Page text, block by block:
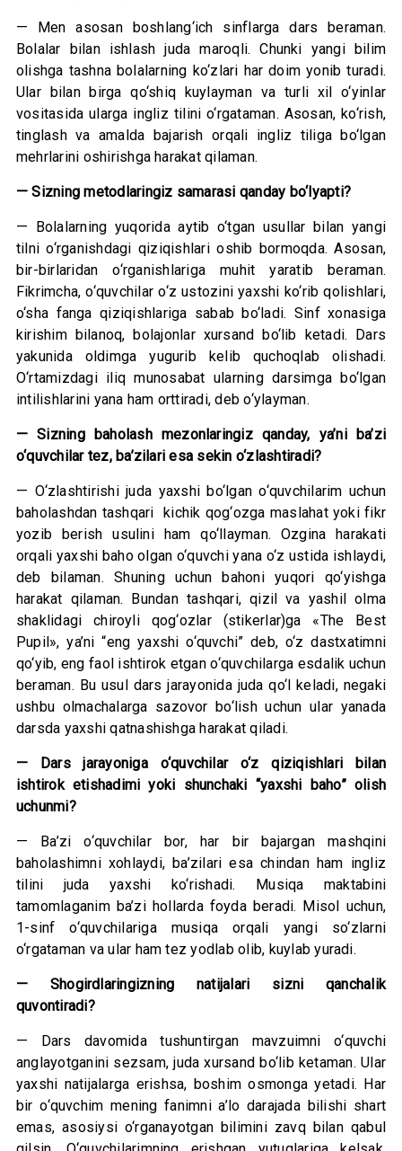
— Men asosan boshlang‘ich sinflarga dars beraman.
Bolalar bilan ishlash juda maroqli. Chunki yangi bilim
olishga tashna bolalarning ko‘zlari har doim yonib turadi.
Ular bilan birga qo‘shiq kuylayman va turli xil o‘yinlar
vositasida ularga ingliz tilini o‘rgataman. Asosan, ko‘rish,
tinglash va amalda bajarish orqali ingliz tiliga bo‘lgan
mehrlarini oshirishga harakat qilaman.
— Sizning metodlaringiz samarasi qanday bo‘lyapti?
— Bolalarning yuqorida aytib o‘tgan usullar bilan yangi
tilni o‘rganishdagi qiziqishlari oshib bormoqda. Asosan,
bir-birlaridan o‘rganishlariga muhit yaratib beraman.
Fikrimcha, o‘quvchilar o‘z ustozini yaxshi ko‘rib qolishlari,
o‘sha fanga qiziqishlariga sabab bo‘ladi. Sinf xonasiga
kirishim bilanoq, bolajonlar xursand bo‘lib ketadi. Dars
yakunida oldimga yugurib kelib quchoqlab olishadi.
O‘rtamizdagi iliq munosabat ularning darsimga bo‘lgan
intilishlarini yana ham orttiradi, deb o‘ylayman.
— Sizning baholash mezonlaringiz qanday, ya’ni ba’zi
o‘quvchilar tez, ba’zilari esa sekin o‘zlashtiradi?
— O‘zlashtirishi juda yaxshi bo‘lgan o‘quvchilarim uchun
baholashdan tashqari kichik qog‘ozga maslahat yoki fikr
yozib berish usulini ham qo‘llayman. Ozgina harakati
orqali yaxshi baho olgan o‘quvchi yana o‘z ustida ishlaydi,
deb bilaman. Shuning uchun bahoni yuqori qo‘yishga
harakat qilaman. Bundan tashqari, qizil va yashil olma
shaklidagi chiroyli qog‘ozlar (stikerlar)ga «The Best
Pupil», ya’ni “eng yaxshi o‘quvchi” deb, o‘z dastxatimni
qo‘yib, eng faol ishtirok etgan o‘quvchilarga esdalik uchun
beraman. Bu usul dars jarayonida juda qo‘l keladi, negaki
ushbu olmachalarga sazovor bo‘lish uchun ular yanada
darsda yaxshi qatnashishga harakat qiladi.
— Dars jarayoniga o‘quvchilar o‘z qiziqishlari bilan
ishtirok etishadimi yoki shunchaki “yaxshi baho” olish
uchunmi?
— Ba’zi o‘quvchilar bor, har bir bajargan mashqini
baholashimni xohlaydi, ba’zilari esa chindan ham ingliz
tilini juda yaxshi ko‘rishadi. Musiqa maktabini
tamomlaganim ba’zi hollarda foyda beradi. Misol uchun,
1-sinf o‘quvchilariga musiqa orqali yangi so‘zlarni
o‘rgataman va ular ham tez yodlab olib, kuylab yuradi.
— Shogirdlaringizning natijalari sizni qanchalik
quvontiradi?
— Dars davomida tushuntirgan mavzuimni o‘quvchi
anglayotganini sezsam, juda xursand bo‘lib ketaman. Ular
yaxshi natijalarga erishsa, boshim osmonga yetadi. Har
bir o‘quvchim mening fanimni a’lo darajada bilishi shart
emas, asosiysi o‘rganayotgan bilimini zavq bilan qabul